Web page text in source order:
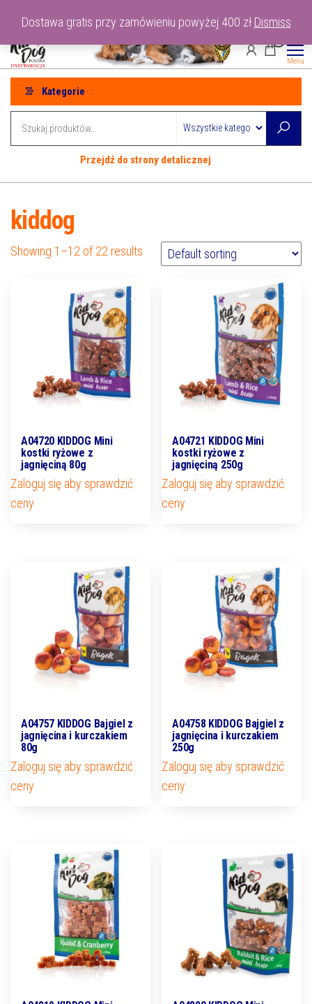
treści
Menu
Kategorie
Przejdź do strony detalicznej
kiddog
Showing 1–12 of 22 results
A04720 KIDDOG Mini
kostki ryżowe z
jagnięciną 80g
Zaloguj się aby sprawdzić
ceny
A04721 KIDDOG Mini
kostki ryżowe z
jagnięciną 250g
Zaloguj się aby sprawdzić
ceny
A04757 KIDDOG Bajgiel z
jagnięcina i kurczakiem
80g
Zaloguj się aby sprawdzić
ceny
A04758 KIDDOG Bajgiel z
jagnięcina i kurczakiem
250g
Zaloguj się aby sprawdzić
ceny
Dostawa gratis przy zamówieniu powyżej 400 zł Dismiss